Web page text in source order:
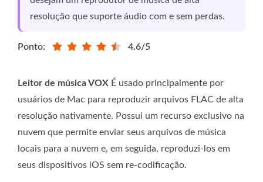
resolução que suporte áudio com e sem perdas.
Ponto: 4.6/5
Leitor de música VOX É usado principalmente por
usuários de Mac para reproduzir arquivos FLAC de alta
resolução nativamente. Possui um recurso exclusivo na
nuvem que permite enviar seus arquivos de música
locais para a nuvem e, em seguida, reproduzi-los em
seus dispositivos iOS sem re-codificação.